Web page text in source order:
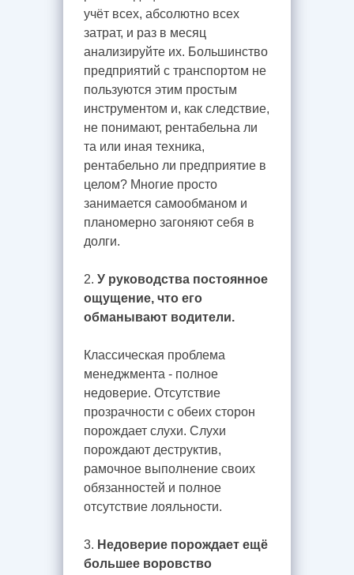
учёт всех, абсолютно всех
затрат, и раз в месяц
анализируйте их. Большинство
предприятий с транспортом не
пользуются этим простым
инструментом и, как следствие,
не понимают, рентабельна ли
та или иная техника,
рентабельно ли предприятие в
целом? Многие просто
занимается самообманом и
планомерно загоняют себя в
долги.
2. У руководства постоянное
ощущение, что его
обманывают водители.
Классическая проблема
менеджмента - полное
недоверие. Отсутствие
прозрачности с обеих сторон
порождает слухи. Слухи
порождают деструктив,
рамочное выполнение своих
обязанностей и полное
отсутствие лояльности.
3. Недоверие порождает ещё
большее воровство